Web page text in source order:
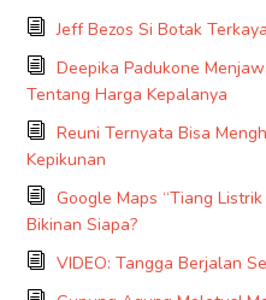
Jeff Bezos Si Botak
Deepika Padukone
Tentang Harga Kepalanya
Reuni Ternyata Bisa
Kepikunan
Google Maps “Tiang
Bikinan Siapa?
VIDEO: Tangga Berjalan